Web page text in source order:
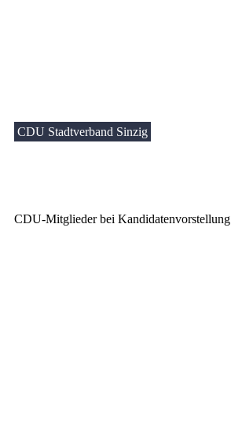
CDU Stadtverband Sinzig
CDU-Mitglieder bei Kandidatenvorstellung